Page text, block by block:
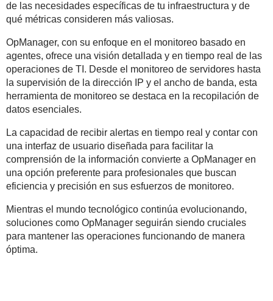
de las necesidades específicas de tu infraestructura y de
qué métricas consideren más valiosas.
OpManager, con su enfoque en el monitoreo basado en
agentes, ofrece una visión detallada y en tiempo real de las
operaciones de TI. Desde el monitoreo de servidores hasta
la supervisión de la dirección IP y el ancho de banda, esta
herramienta de monitoreo se destaca en la recopilación de
datos esenciales.
La capacidad de recibir alertas en tiempo real y contar con
una interfaz de usuario diseñada para facilitar la
comprensión de la información convierte a OpManager en
una opción preferente para profesionales que buscan
eficiencia y precisión en sus esfuerzos de monitoreo.
Mientras el mundo tecnológico continúa evolucionando,
soluciones como OpManager seguirán siendo cruciales
para mantener las operaciones funcionando de manera
óptima.